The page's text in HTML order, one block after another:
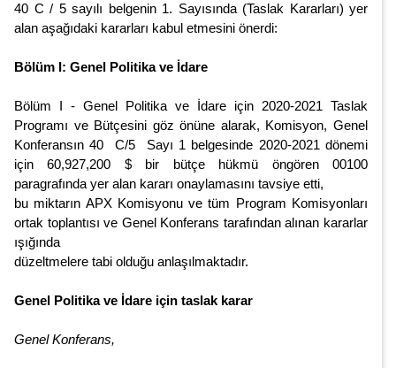
40 C / 5 sayılı belgenin 1. Sayısında (Taslak Kararları) yer
alan aşağıdaki kararları kabul etmesini önerdi:
Bölüm I: Genel Politika ve İdare
Bölüm I - Genel Politika ve İdare için 2020-2021 Taslak
Programı ve Bütçesini göz önüne alarak, Komisyon, Genel
Konferansın 40 C/5 Sayı 1 belgesinde 2020-2021 dönemi
için 60,927,200 $ bir bütçe hükmü öngören 00100
paragrafında yer alan kararı onaylamasını tavsiye etti,
bu miktarın APX Komisyonu ve tüm Program Komisyonları
ortak toplantısı ve Genel Konferans tarafından alınan kararlar
ışığında
düzeltmelere tabi olduğu anlaşılmaktadır.
Genel Politika ve İdare için taslak karar
Genel Konferans,